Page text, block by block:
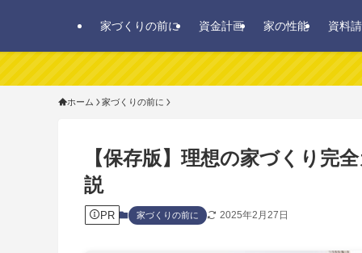
家づくりの前に 資金計画 家の性能 資料
ホーム 家づくりの前に
【保存版】理想の家づくり完
説
PR 家づくりの前に 2025年2月27日